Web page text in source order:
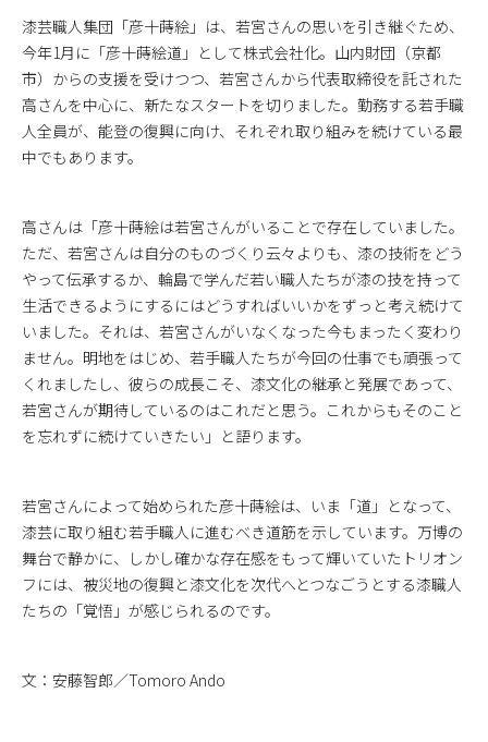
漆芸職人集団「彦十蒔絵」は、若宮さんの思いを引き継ぐため、
今年1月に「彦十蒔絵道」として株式会社化。山内財団（京都
市）からの支援を受けつつ、若宮さんから代表取締役を託された
高さんを中心に、新たなスタートを切りました。勤務する若手職
人全員が、能登の復興に向け、それぞれ取り組みを続けている最
中でもあります。
高さんは「彦十蒔絵は若宮さんがいることで存在していました。
ただ、若宮さんは自分のものづくり云々よりも、漆の技術をどう
やって伝承するか、輪島で学んだ若い職人たちが漆の技を持って
生活できるようにするにはどうすればいいかをずっと考え続けて
いました。それは、若宮さんがいなくなった今もまったく変わり
ません。明地をはじめ、若手職人たちが今回の仕事でも頑張って
くれましたし、彼らの成長こそ、漆文化の継承と発展であって、
若宮さんが期待しているのはこれだと思う。これからもそのこと
を忘れずに続けていきたい」と語ります。
若宮さんによって始められた彦十蒔絵は、いま「道」となって、
漆芸に取り組む若手職人に進むべき道筋を示しています。万博の
舞台で静かに、しかし確かな存在感をもって輝いていたトリオン
フには、被災地の復興と漆文化を次代へとつなごうとする漆職人
たちの「覚悟」が感じられるのです。
文：安藤智郎／Tomoro Ando